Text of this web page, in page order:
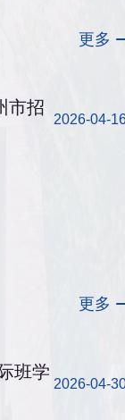
更多
市招
2026-04-
更多
班学
2026-04-